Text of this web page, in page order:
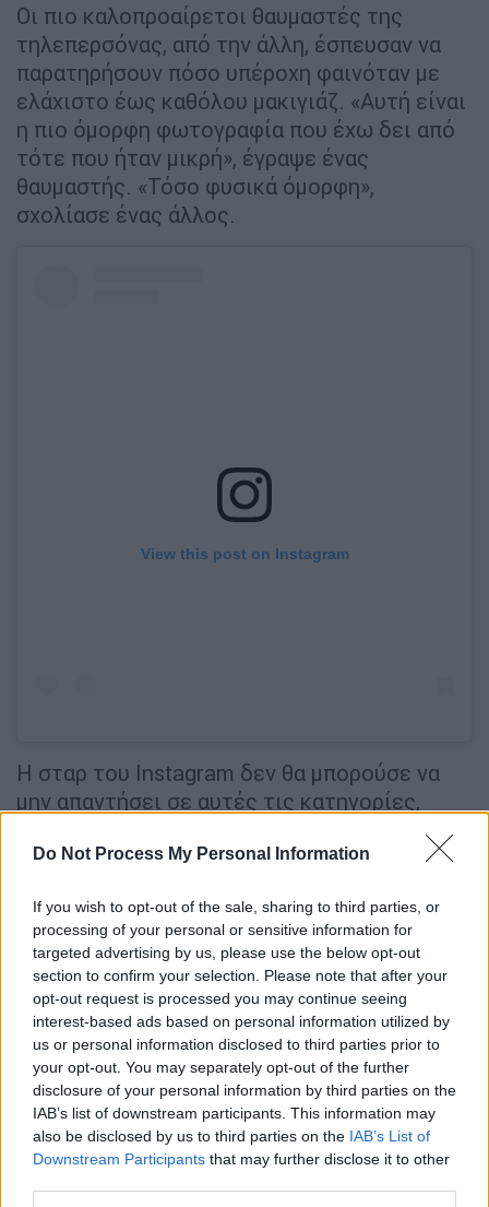
Do Not Process My Personal Information
If you wish to opt-out of the sale, sharing to third parties, or
processing of your personal or sensitive information for
targeted advertising by us, please use the below opt-out
section to confirm your selection. Please note that after your
opt-out request is processed you may continue seeing
interest-based ads based on personal information utilized by
us or personal information disclosed to third parties prior to
your opt-out. You may separately opt-out of the further
disclosure of your personal information by third parties on the
IAB’s list of downstream participants. This information may
also be disclosed by us to third parties on the IAB’s List of
Downstream Participants that may further disclose it to other
Οι πιο καλοπροαίρετοι θαυμαστές της
τηλεπερσόνας, από την άλλη, έσπευσαν να
παρατηρήσουν πόσο υπέροχη φαινόταν με
ελάχιστο έως καθόλου μακιγιάζ. «Αυτή είναι
η πιο όμορφη φωτογραφία που έχω δει από
τότε που ήταν μικρή», έγραψε ένας
θαυμαστής. «Τόσο φυσικά όμορφη»,
σχολίασε ένας άλλος.
View this post on Instagram
Η σταρ του Instagram δεν θα μπορούσε να
μην απαντήσει σε αυτές τις κατηγορίες,
Σοβαρά! Αυτό είναι τόσο ανόητο!
εξαφανίσω τον αφαλό μου;».
Σε επόμενο στόρι στο Instagram, εξήγησε
ότι ο αφαλός της ήταν καλυμμένος από τα
ρούχα της. Συγκεκριμένα συμβούλευσε
όσους έχουν «ανασφάλειες με τον αφαλό
τους» να μπουν στην ιστοσελίδα της
εταιρείας της και να τον καλύψουν «με ένα
υπέροχο ψηλόμεσο εσώρουχο, όπως έκανα
εγώ. Παρακαλώ!».